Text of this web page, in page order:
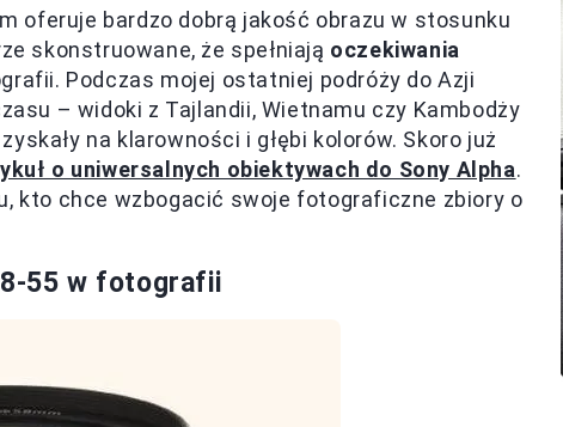
oferuje bardzo dobrą jakość obrazu w stosunku
skonstruowane, że spełniają oczekiwania
Podczas mojej ostatniej podróży do Azji
– widoki z Tajlandii, Wietnamu czy Kambodży
na klarowności i głębi kolorów. Skoro już
o uniwersalnych obiektywach do Sony Alpha.
kto chce wzbogacić swoje fotograficzne zbiory o
55 w fotografii